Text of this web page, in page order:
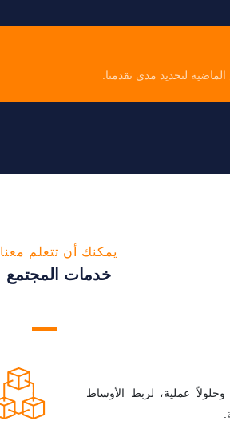
لتحديد مدى تقدمنا.
يمكنك أن تتعلم معنا
خدمات المجتمع
عملية، لربط الأوساط